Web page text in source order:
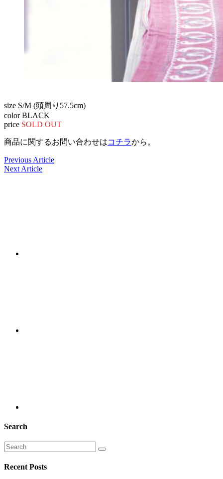
size S/M (頭周り57.5cm)
color BLACK
price SOLD OUT
商品に関するお問い合わせはコチラから。
Previous Article
Next Article
Search
Recent Posts